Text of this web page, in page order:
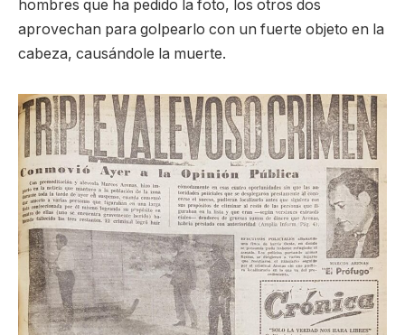
hombres que ha pedido la foto, los otros dos
aprovechan para golpearlo con un fuerte objeto en la
cabeza, causándole la muerte.